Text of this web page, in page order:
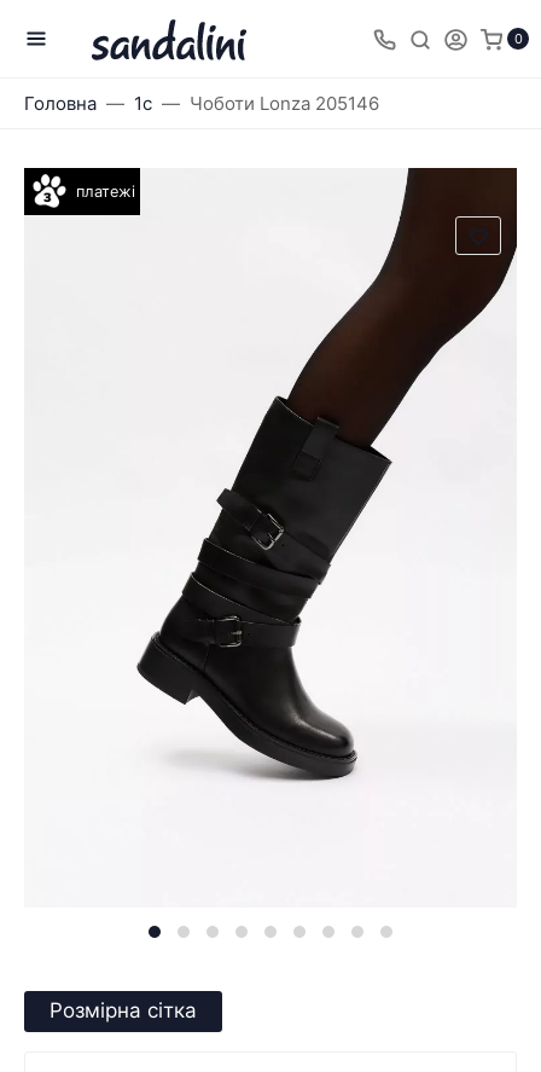
0
Головна 1с Чоботи Lonza 205146
платежі
Розмірна сітка